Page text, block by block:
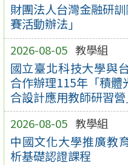
財團法人台灣金融研
賽活動辦法」
2026-08-05 教學組
國立臺北科技大學與
合作辦理115年「積體
合設計應用教師研習
2026-08-05 教學組
中國文化大學推廣教
析基礎認證課程